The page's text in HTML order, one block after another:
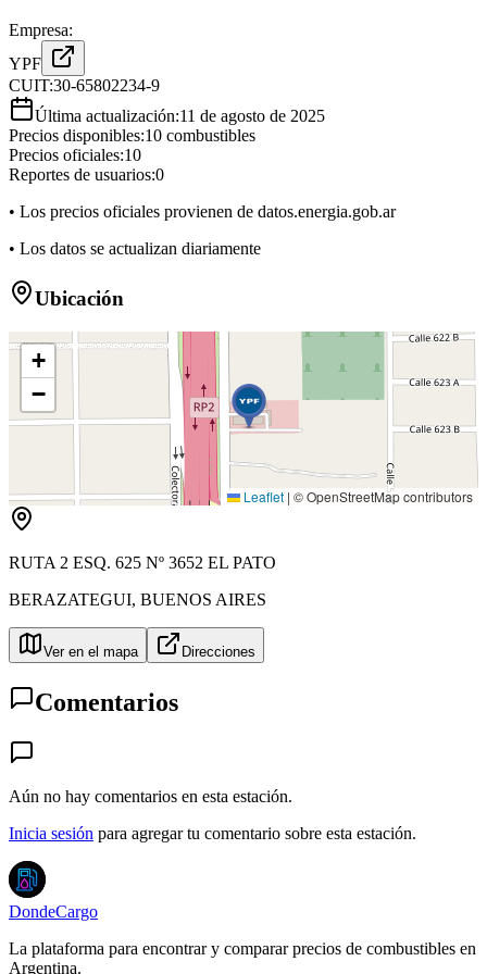
Empresa:
YPF
CUIT:30-65802234-9
Última actualización:11 de agosto de 2025
Precios disponibles:10 combustibles
Precios oficiales:10
Reportes de usuarios:0
• Los precios oficiales provienen de datos.energia.gob.ar
• Los datos se actualizan diariamente
Ubicación
+
−
Leaflet | © OpenStreetMap contributors
RUTA 2 ESQ. 625 Nº 3652 EL PATO
BERAZATEGUI, BUENOS AIRES
Ver en el mapa Direcciones
Comentarios
Aún no hay comentarios en esta estación.
Inicia sesión para agregar tu comentario sobre esta estación.
DondeCargo
La plataforma para encontrar y comparar precios de combustibles en
Argentina.